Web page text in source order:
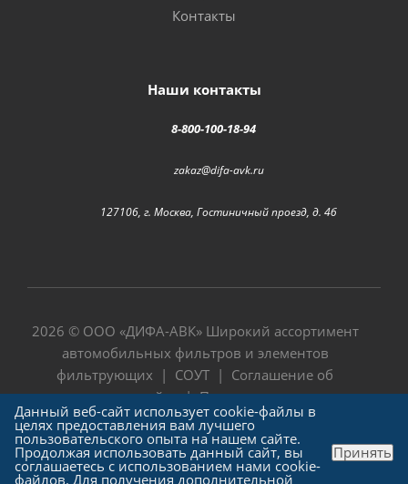
Контакты
Наши контакты
8-800-100-18-94
zakaz@difa-avk.ru
127106, г. Москва, Гостиничный проезд, д. 4б
2026 © ООО «ДИФА-АВК» Широкий ассортимент
автомобильных фильтров и элементов
фильтрующих | СОУТ | Соглашение об
использовании сайта|Политика в отношении
обработки персональных данных
Данный веб-сайт использует cookie-файлы в
целях предоставления вам лучшего
пользовательского опыта на нашем сайте.
Продолжая использовать данный сайт, вы
соглашаетесь с использованием нами cookie-
файлов. Для получения дополнительной
Принять